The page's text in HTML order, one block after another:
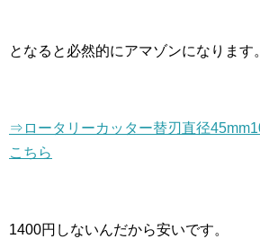
となると必然的にアマゾンになります。
⇒ロータリーカッター替刃直径
こちら
1400円しないんだから安いです。